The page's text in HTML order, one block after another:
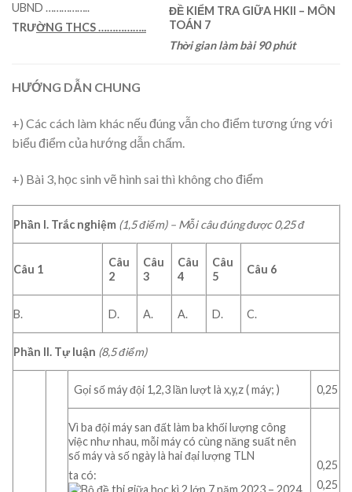
UBND ……………..
TRƯỜNG THCS……………..
ĐỀ KIỂM TRA GIỮA HKII – MÔN
TOÁN 7
Thời gian làm bài 90 phút
HƯỚNG DẪN CHUNG
+) Các cách làm khác nếu đúng vẫn cho điểm tương ứng với
biểu điểm của hướng dẫn chấm.
+) Bài 3, học sinh vẽ hình sai thì không cho điểm
Phần I. Trắc nghiệm (1,5 điểm) – Mỗi câu đúng được 0,25 đ
Câu 1
Câu
2
Câu
3
Câu
4
Câu
5
Câu 6
B. D. A. A. D. C.
Phần II. Tự luận (8,5 điểm)
Gọi số máy đội 1,2,3 lần lượt là x,y,z ( máy; ) 0,25
Vì ba đội máy san đất làm ba khối lượng công
việc như nhau, mỗi máy có cùng năng suất nên
số máy và số ngày là hai đại lượng TLN
ta có:
0,25
0,25